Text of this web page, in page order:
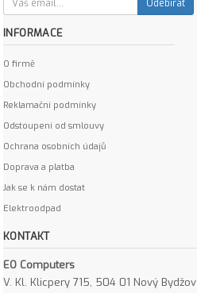
Odebírat
INFORMACE
O firmě
Obchodní podmínky
Reklamační podmínky
Odstoupení od smlouvy
Ochrana osobních údajů
Doprava a platba
Jak se k nám dostat
Elektroodpad
KONTAKT
EO Computers
V. Kl. Klicpery 715, 504 01 Nový Bydžov